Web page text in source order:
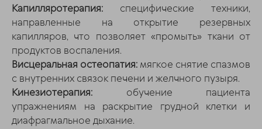
Капилляротерапия: специфические техники,
направленные на открытие резервных
капилляров, что позволяет «промыть» ткани от
продуктов воспаления.
Висцеральная остеопатия: мягкое снятие спазмов
с внутренних связок печени и желчного пузыря.
Кинезиотерапия: обучение пациента
упражнениям на раскрытие грудной клетки и
диафрагмальное дыхание.